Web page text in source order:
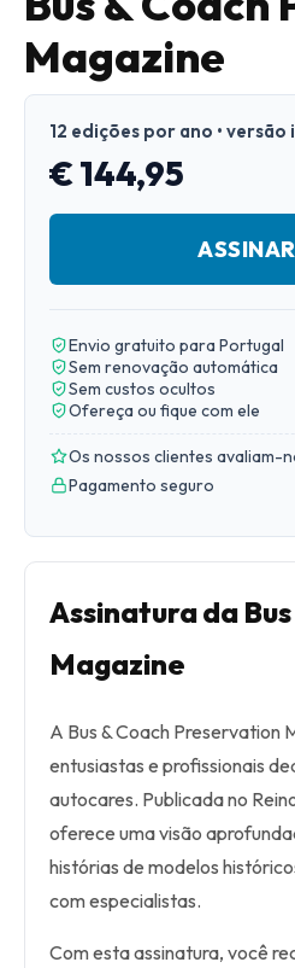
Magazine
12 edições por ano • versão
€ 144,95
Envio gratuito para Portugal
Sem renovação automática
Sem custos ocultos
Ofereça ou fique com ele
Os nossos clientes avaliam-
Pagamento seguro
Assinatura da
Magazine
A Bus & Coach Preservation
entusiastas e profissionais
autocares. Publicada no
oferece uma visão
histórias de modelos
com especialistas.
Com esta assinatura, você